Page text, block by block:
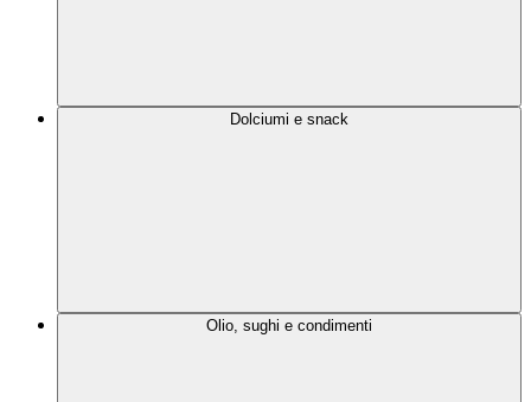
Dolciumi e snack
Olio, sughi e condimenti